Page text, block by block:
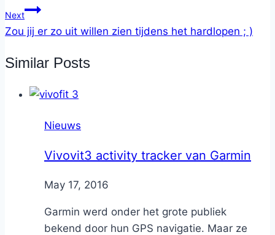
Next
Zou jij er zo uit willen zien tijdens het hardlopen ; )
Similar Posts
Nieuws
Vivovit3 activity tracker van Garmin
ByNicole
May 17, 2016
Garmin werd onder het grote publiek
bekend door hun GPS navigatie. Maar ze